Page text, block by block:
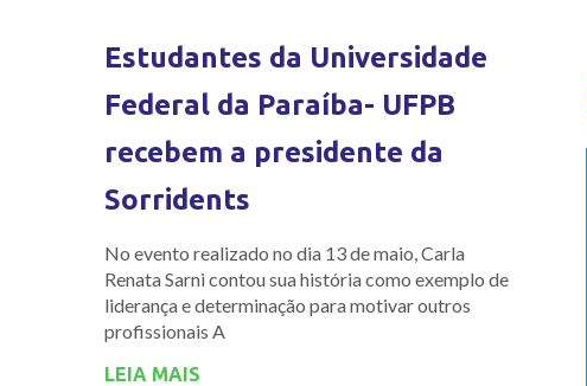
Estudantes da Universidade
Federal da Paraíba- UFPB
recebem a presidente da
Sorridents
No evento realizado no dia 13 de maio, Carla
Renata Sarni contou sua história como exemplo de
liderança e determinação para motivar outros
profissionais A
LEIA MAIS